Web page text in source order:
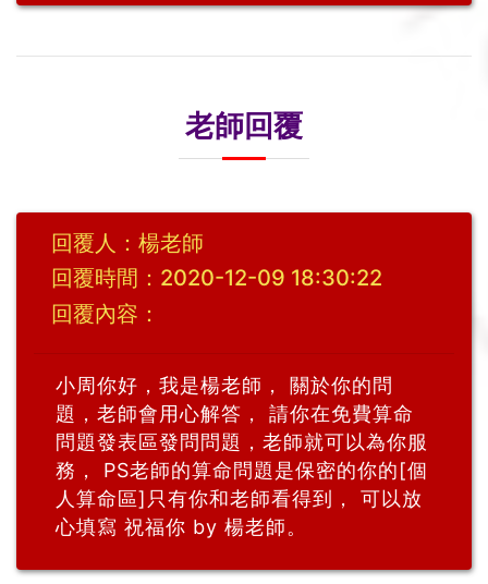
老師回覆
回覆人：楊老師
回覆時間：2020-12-09 18:30:22
回覆內容：
小周你好，我是楊老師， 關於你的問
題，老師會用心解答， 請你在免費算命
問題發表區發問問題，老師就可以為你服
務， PS老師的算命問題是保密的你的[個
人算命區]只有你和老師看得到， 可以放
心填寫 祝福你 by 楊老師。